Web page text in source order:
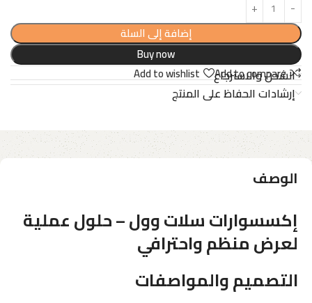
إضافة إلى السلة
Buy now
Add to compare
Add to wishlist
الشحن والاسترجاع
إرشادات الحفاظ على المنتج
الوصف
إكسسوارات سلات وول – حلول عملية
لعرض منظم واحترافي
التصميم والمواصفات